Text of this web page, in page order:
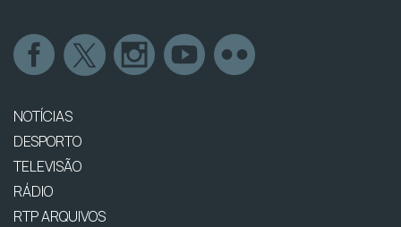
NOTÍCIAS
DESPORTO
TELEVISÃO
RÁDIO
RTP ARQUIVOS